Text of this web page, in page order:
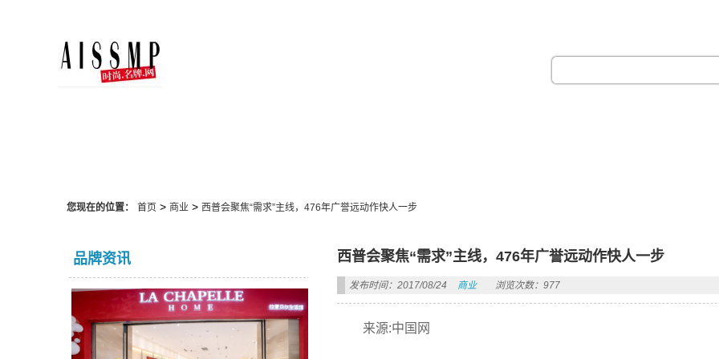
您现在的位置： 首页> 商业 > 西普会聚焦“需求”主线，476年广誉远动作快人一步
品牌资讯 西普会聚焦“需求”主线，476年广誉远动作快人一步
发布时间：2017/08/24 商业 浏览次数：977
来源:中国网